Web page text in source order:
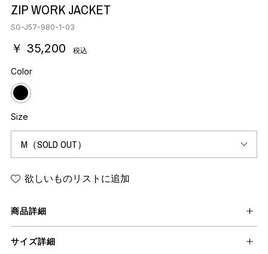
ZIP WORK JACKET
SG-J57-980-1-03
￥ 35,200 税込
Color
Size
欲しいものリストに追加
商品詳細
サイズ詳細